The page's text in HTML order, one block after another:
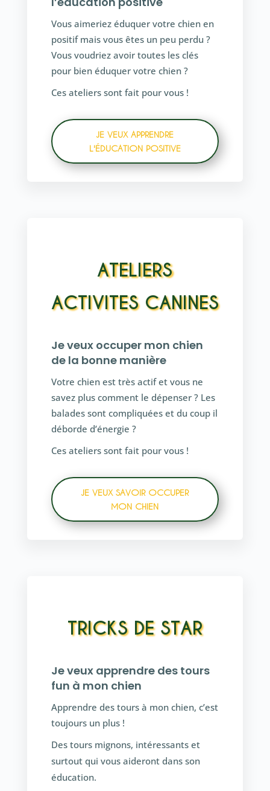
Vous aimeriez éduquer votre chien en
positif mais vous êtes un peu perdu ?
Vous voudriez avoir toutes les clés
pour bien éduquer votre chien ?
Ces ateliers sont fait pour vous !
JE VEUX APPRENDRE
L'ÉDUCATION POSITIVE
ATELIERS
ACTIVITES CANINES
Je veux occuper mon chien
de la bonne manière
Votre chien est très actif et vous ne
savez plus comment le dépenser ? Les
balades sont compliquées et du coup il
déborde d’énergie ?
Ces ateliers sont fait pour vous !
JE VEUX SAVOIR OCCUPER
MON CHIEN
TRICKS DE STAR
Je veux apprendre des tours
fun à mon chien
Apprendre des tours à mon chien, c’est
toujours un plus !
Des tours mignons, intéressants et
surtout qui vous aideront dans son
éducation.